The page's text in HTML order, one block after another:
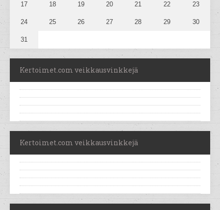
17 18 19 20 21 22 23
24 25 26 27 28 29 30
31
Kertoimet.com veikkausvinkkejä
Kertoimet.com veikkausvinkkejä